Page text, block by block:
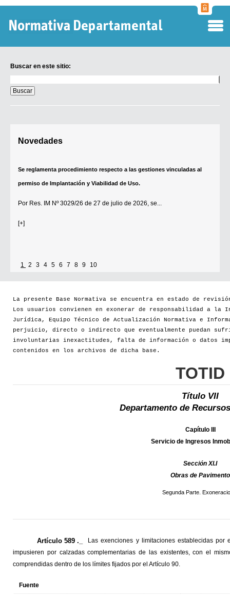
Buscar en este sitio:
en
este
sitio:
Novedades
Se reglamenta procedimiento respecto a las gestiones vinculadas al
permiso de Implantación y Viabilidad de Uso.
Por Res. IM Nº 3029/26 de 27 de julio de 2026, se...
[+]
1 2 3 4 5 6 7 8 9 10
La presente Base Normativa se encuentra en estado de
Los usuarios convienen en exonerar de responsabilidad a la
Jurídica, Equipo Técnico de Actualización Normativa e
perjuicio, directo o indirecto que eventualmente puedan
involuntarias inexactitudes, falta de información o datos
contenidos en los archivos de dicha base.
TOTID
Título VII
Departamento de
Capítulo III
Servicio de Ingresos
Sección XI.I
Obras de Pavimento
Segunda Parte.
Artículo 589 ._
Las exenciones y limitaciones establecidas
impusieren por calzadas complementarias de las existentes, con el
comprendidas dentro de los límites fijados por el Artículo 90.
Fuente